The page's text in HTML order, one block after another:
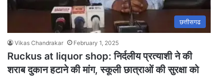
छत्तीसगढ
Vikas Chandrakar February 1, 2025
Ruckus at liquor shop: निर्दलीय प्रत्याशी ने की
शराब दुकान हटाने की मांग, स्कूली छात्राओं की सुरक्षा को